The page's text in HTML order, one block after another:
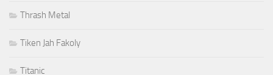
Thrash Metal
Tiken Jah Fakoly
Titanic